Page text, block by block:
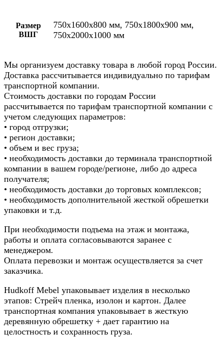
Размер
ВШГ
750х1600х800 мм, 750х1800х900 мм,
750х2000х1000 мм
Мы организуем доставку товара в любой город России.
Доставка рассчитывается индивидуально по тарифам
транспортной компании.
Стоимость доставки по городам России
рассчитывается по тарифам транспортной компании с
учетом следующих параметров:
• город отгрузки;
• регион доставки;
• объем и вес груза;
• необходимость доставки до терминала транспортной
компании в вашем городе/регионе, либо до адреса
получателя;
• необходимость доставки до торговых комплексов;
• необходимость дополнительной жесткой обрешетки
упаковки и т.д.
При необходимости подъема на этаж и монтажа,
работы и оплата согласовываются заранее с
менеджером.
Оплата перевозки и монтаж осуществляется за счет
заказчика.
Hudkoff Mebel упаковывает изделия в несколько
этапов: Стрейч пленка, изолон и картон. Далее
транспортная компания упаковывает в жесткую
деревянную обрешетку + дает гарантию на
целостность и сохранность груза.